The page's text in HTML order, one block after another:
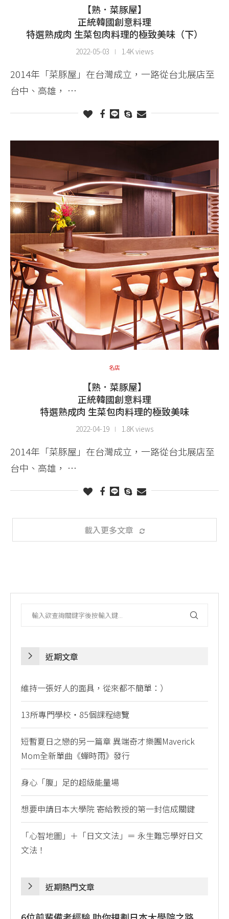
【熟．菜豚屋】
正統韓國創意料理
特選熟成肉 生菜包肉料理的極致美味（下）
2022-05-03 1.4K views
2014年「菜豚屋」在台灣成立，一路從台北展店至
台中、高雄， …
名店
【熟．菜豚屋】
正統韓國創意料理
特選熟成肉 生菜包肉料理的極致美味
2022-04-19 1.8K views
2014年「菜豚屋」在台灣成立，一路從台北展店至
台中、高雄， …
載入更多文章
近期文章
維持一張好人的面具，從來都不簡單：）
13所專門學校・85個課程總覽
短暫夏日之戀的另一篇章 異端奇才樂團Maverick
Mom全新單曲《蟬時雨》發行
身心「腹」足的超級能量場
想要申請日本大學院 寄給教授的第一封信成關鍵
「心智地圖」＋「日文文法」＝ 永生難忘學好日文
文法！
近期熱門文章